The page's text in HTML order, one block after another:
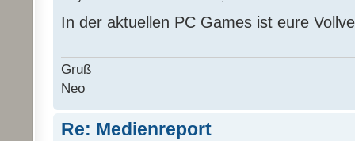
In der aktuellen PC Games ist eure
Gruß
Neo
Re: Medienreport